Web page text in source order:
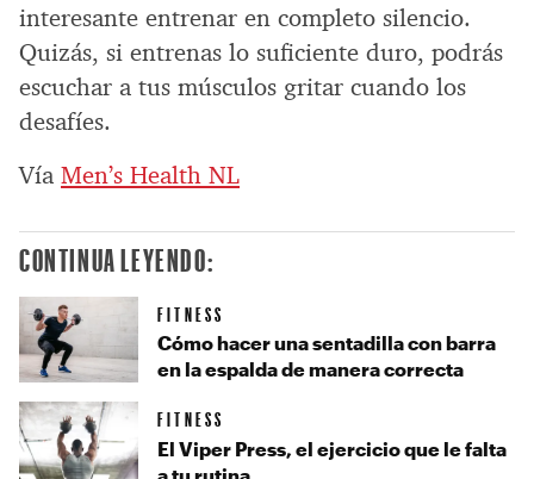
interesante entrenar en completo silencio.
Quizás, si entrenas lo suficiente duro, podrás
escuchar a tus músculos gritar cuando los
desafíes.
Vía Men’s Health NL
CONTINUA LEYENDO:
FITNESS
Cómo hacer una sentadilla con barra
en la espalda de manera correcta
FITNESS
El Viper Press, el ejercicio que le falta